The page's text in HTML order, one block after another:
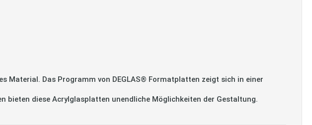
Material. Das Programm von DEGLAS® Formatplatten zeigt sich in einer
bieten diese Acrylglasplatten unendliche Möglichkeiten der Gestaltung.